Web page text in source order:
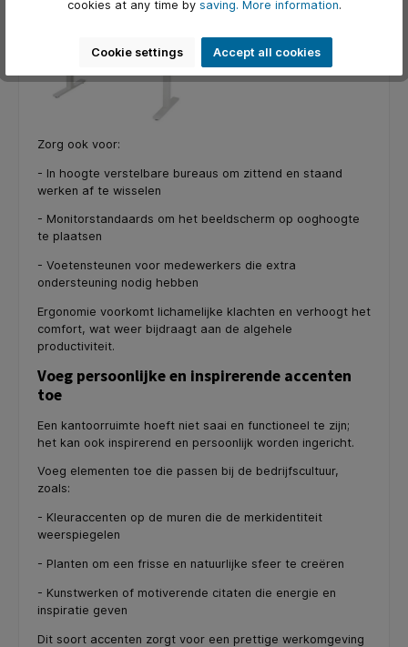
Zorg ook voor:
- In hoogte verstelbare bureaus om zittend en staand
werken af te wisselen
- Monitorstandaards om het beeldscherm op ooghoogte
te plaatsen
- Voetensteunen voor medewerkers die extra
ondersteuning nodig hebben
Ergonomie voorkomt lichamelijke klachten en verhoogt het
comfort, wat weer bijdraagt aan de algehele
productiviteit.
Voeg persoonlijke en inspirerende accenten
toe
Een kantoorruimte hoeft niet saai en functioneel te zijn;
het kan ook inspirerend en persoonlijk worden ingericht.
Voeg elementen toe die passen bij de bedrijfscultuur,
zoals:
- Kleuraccenten op de muren die de merkidentiteit
weerspiegelen
- Planten om een frisse en natuurlijke sfeer te creëren
- Kunstwerken of motiverende citaten die energie en
inspiratie geven
Dit soort accenten zorgt voor een prettige werkomgeving
cookies at any time by saving. More information.
Cookie settings Accept all cookies